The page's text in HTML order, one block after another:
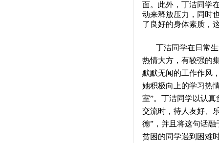
面。此外，丁洁同学
动来释放压力，同时
了良好的身体素质，
丁洁同学在日常
热情大方，有较强的
默默无闻的工作作风
她积极向上的学习热
室”。丁洁同学以认
交流时，待人友好、
德”，并且将这句话
贫困的同学遇到困难